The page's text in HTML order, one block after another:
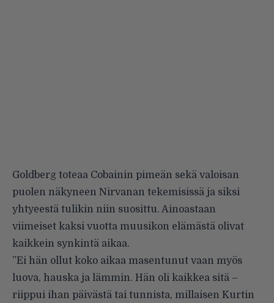
Goldberg toteaa Cobainin pimeän sekä valoisan
puolen näkyneen Nirvanan tekemisissä ja siksi
yhtyeestä tulikin niin suosittu. Ainoastaan
viimeiset kaksi vuotta muusikon elämästä olivat
kaikkein synkintä aikaa.
”Ei hän ollut koko aikaa masentunut vaan myös
luova, hauska ja lämmin. Hän oli kaikkea sitä –
riippui ihan päivästä tai tunnista, millaisen Kurtin